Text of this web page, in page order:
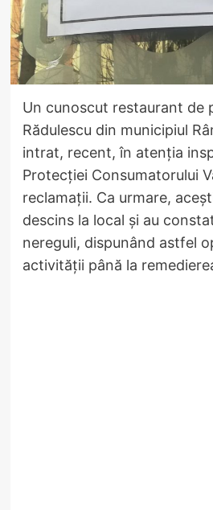
Un cunoscut restaurant de
Rădulescu din municipiul
intrat, recent, în atenția
Protecției Consumatorului
reclamații. Ca urmare,
descins la local și au
nereguli, dispunând astfel
activității până la